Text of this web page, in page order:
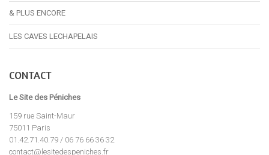
& PLUS ENCORE
LES CAVES LECHAPELAIS
CONTACT
Le Site des Péniches
159 rue Saint-Maur
75011 Paris
01.42.71.40.79 / 06 76 66 36 32
contact@lesitedespeniches.fr